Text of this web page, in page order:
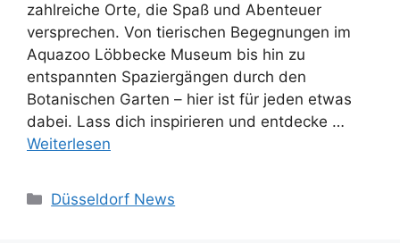
zahlreiche Orte, die Spaß und Abenteuer
versprechen. Von tierischen Begegnungen im
Aquazoo Löbbecke Museum bis hin zu
entspannten Spaziergängen durch den
Botanischen Garten – hier ist für jeden etwas
dabei. Lass dich inspirieren und entdecke …
Weiterlesen
Kategorien
Düsseldorf News